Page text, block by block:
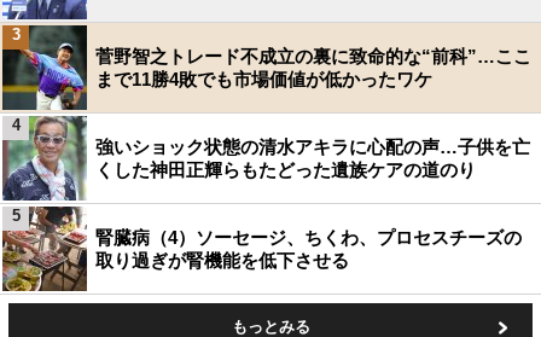
菅野智之トレード不成立の裏に致命的な“前科”…ここ
まで11勝4敗でも市場価値が低かったワケ
3
強いショック状態の清水アキラに心配の声…子供を亡
くした神田正輝らもたどった遺族ケアの道のり
4
腎臓病（4）ソーセージ、ちくわ、プロセスチーズの
取り過ぎが腎機能を低下させる
5
もっとみる